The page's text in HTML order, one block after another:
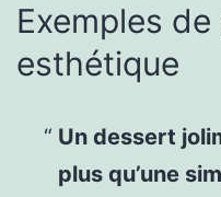
Exemples
esthétique
Un dessert
plus qu’une